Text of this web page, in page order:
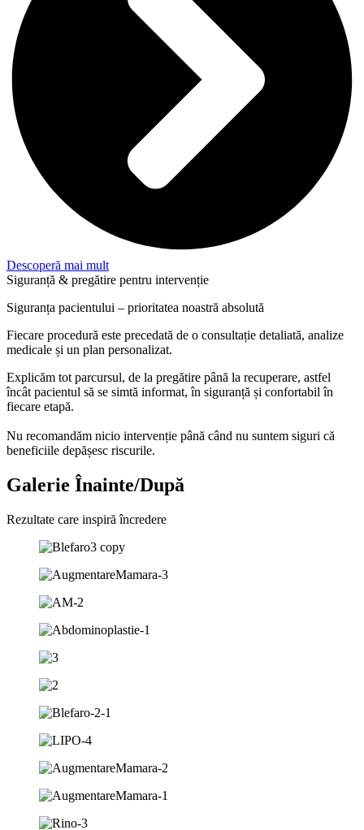
Descoperă mai mult
Siguranță & pregătire pentru intervenție
Siguranța pacientului – prioritatea noastră absolută
Fiecare procedură este precedată de o consultație detaliată, analize
medicale și un plan personalizat.
Explicăm tot parcursul, de la pregătire până la recuperare, astfel
încât pacientul să se simtă informat, în siguranță și confortabil în
fiecare etapă.
Nu recomandăm nicio intervenție până când nu suntem siguri că
beneficiile depășesc riscurile.
Galerie Înainte/După
Rezultate care inspiră încredere